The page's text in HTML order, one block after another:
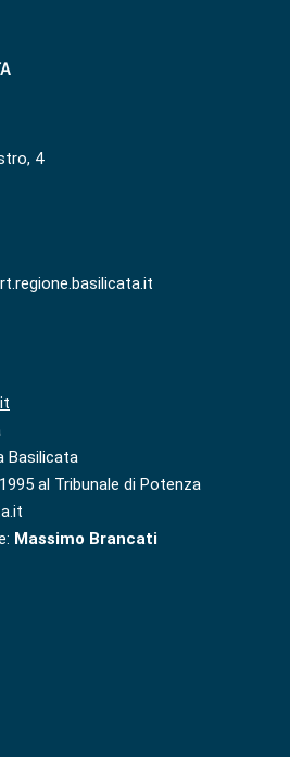
4
Basilicata
al Tribunale di Potenza
Massimo Brancati